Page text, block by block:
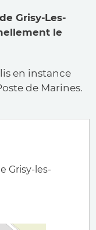
Grisy-Les-
le
en instance
de Marines.
Grisy-les-